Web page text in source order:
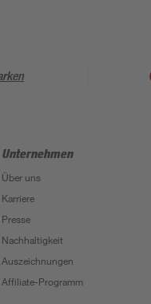
Unternehmen
Über uns
Karriere
Presse
Nachhaltigkeit
Auszeichnungen
Affiliate-Programm